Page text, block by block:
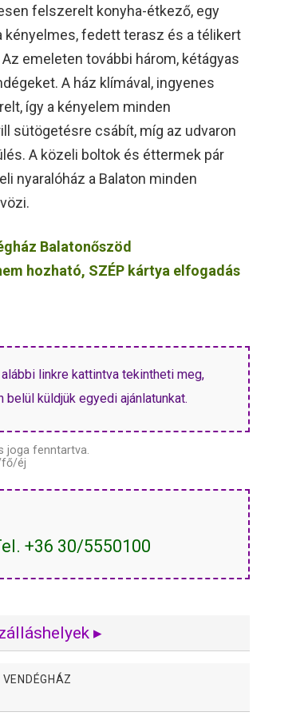
felszerelt konyha-étkező, egy
kényelmes, fedett terasz és a télikert
emeleten további három, kétágyas
A ház klímával, ingyenes
így a kényelem minden
sütögetésre csábít, míg az udvaron
A közeli boltok és éttermek pár
nyaralóház a Balaton minden
Balatonőszöd
hozható, SZÉP kártya elfogadás
linkre kattintva tekintheti meg,
küldjük egyedi ajánlatunkat.
joga fenntartva.
fő/éj
+36 30/5550100
▸
VENDÉGHÁZ